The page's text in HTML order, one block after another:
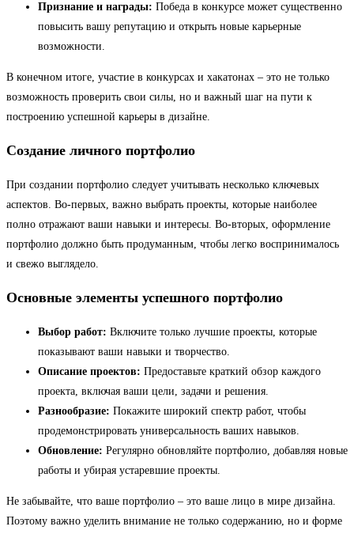
Признание и награды: Победа в конкурсе может существенно
повысить вашу репутацию и открыть новые карьерные
возможности.
В конечном итоге, участие в конкурсах и хакатонах – это не только
возможность проверить свои силы, но и важный шаг на пути к
построению успешной карьеры в дизайне.
Создание личного портфолио
При создании портфолио следует учитывать несколько ключевых
аспектов. Во-первых, важно выбрать проекты, которые наиболее
полно отражают ваши навыки и интересы. Во-вторых, оформление
портфолио должно быть продуманным, чтобы легко воспринималось
и свежо выглядело.
Основные элементы успешного портфолио
Выбор работ: Включите только лучшие проекты, которые
показывают ваши навыки и творчество.
Описание проектов: Предоставьте краткий обзор каждого
проекта, включая ваши цели, задачи и решения.
Разнообразие: Покажите широкий спектр работ, чтобы
продемонстрировать универсальность ваших навыков.
Обновление: Регулярно обновляйте портфолио, добавляя новые
работы и убирая устаревшие проекты.
Не забывайте, что ваше портфолио – это ваше лицо в мире дизайна.
Поэтому важно уделить внимание не только содержанию, но и форме